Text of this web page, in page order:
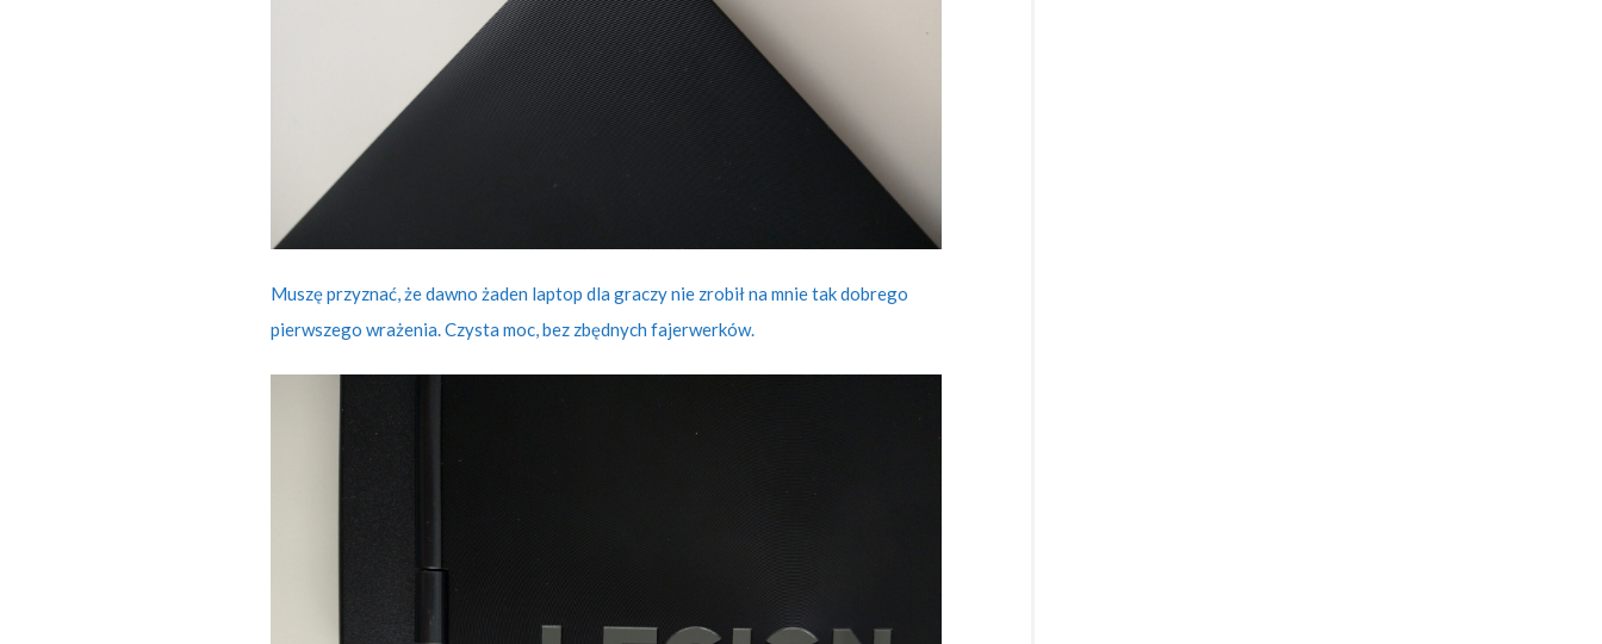
Muszę przyznać, że dawno żaden laptop dla graczy nie zrobił na mnie tak dobrego
pierwszego wrażenia. Czysta moc, bez zbędnych fajerwerków.